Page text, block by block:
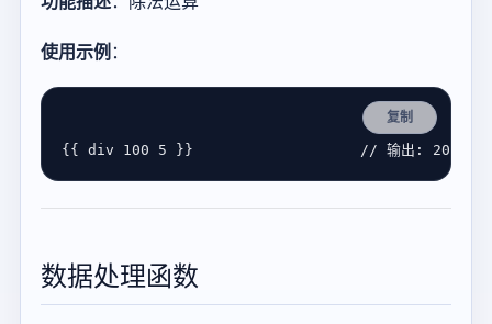
使用示例：
复制
{{ div 100 5 }}
数据处理函数